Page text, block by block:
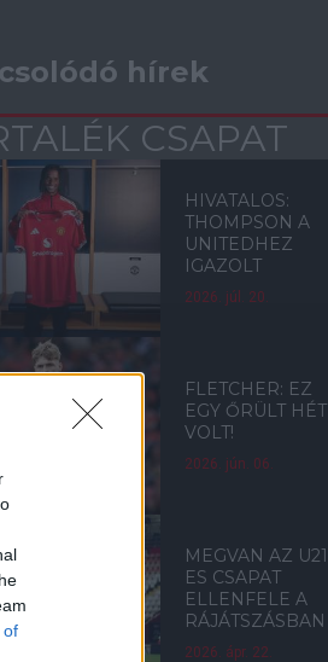
of
hírek
CSAPAT
HIVATALOS:
THOMPSON A
UNITEDHEZ
IGAZOLT
2026. júl. 20.
FLETCHER: EZ
EGY ŐRÜLT HÉT
VOLT!
2026. jún. 06.
MEGVAN AZ
ES CSAPAT
ELLENFELE A
RÁJÁTSZÁSBAN
2026. ápr. 22.